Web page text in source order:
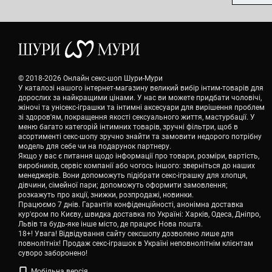
© 2018-2026 Онлайн секс-шоп Шури-Мури
У каталозі нашого інтернет-магазину великий вибір інтим-товарів для
дорослих за найкращими цінами. У нас ви можете придбати чоловічі,
жіночі та унісекс-іграшки та інтимні аксесуари для вирішення проблем
зі здоров'ям, покращення якості сексуального життя, мастурбації. У
меню багато категорій інтимних товарів, зручні фільтри, щоб в
асортименті секс-шопу зручно знайти та замовити недорого потрібну
модель для себе чи на подарунок партнеру.
Якщо у вас є питання щодо інформації про товари, розміри, вартість,
виробників, сервіс компанії або чогось іншого: зверніться до наших
менеджерів. Вони допоможуть підібрати секс-іграшку для хлопця,
дівчини, сімейної пари; допоможуть оформити замовлення;
розкажуть про акції, знижки, розпродажі, новинки.
Працюємо 7 днів. Гарантія конфіденційності, анонімна доставка
кур'єром по Києву, швидка доставка по Україні: Харків, Одеса, Дніпро,
Львів та будь-яке інше місто, де працює Нова пошта.
18+! Увага! Відвідування сайту сексшопу дозволено лише для
повнолітніх! Продаж секс-іграшок в Україні неповнолітнім клієнтам
суворо заборонено!